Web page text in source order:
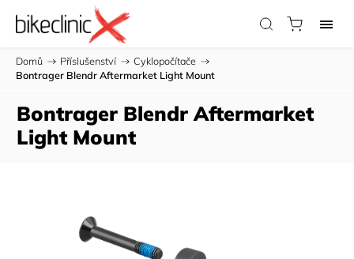
Domů / Příslušenství / Cyklopočítače /
Bontrager Blendr Aftermarket Light Mount
Bontrager Blendr Aftermarket
Light Mount